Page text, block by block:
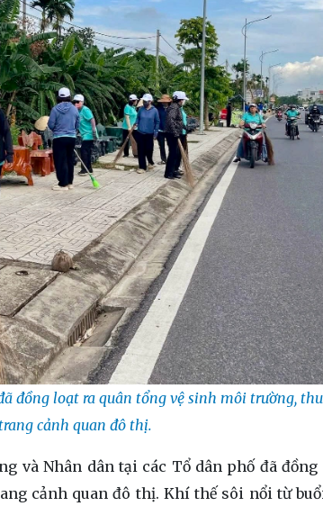
đồng loạt ra quân tổng vệ sinh môi trường,
trang cảnh quan đô thị.
và Nhân dân tại các Tổ dân phố đã
cảnh quan đô thị. Khí thế sôi nổi từ